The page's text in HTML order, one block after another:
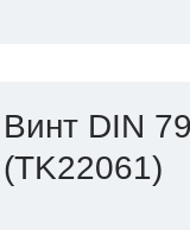
Винт DIN
(TK22061)